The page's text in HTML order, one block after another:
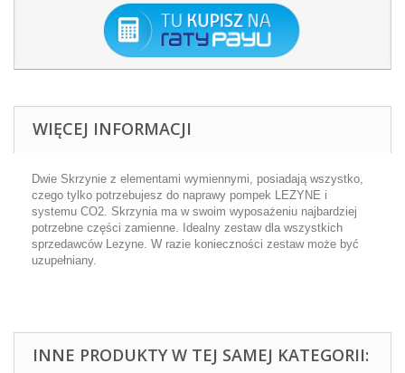
WIĘCEJ INFORMACJI
Dwie Skrzynie z elementami wymiennymi, posiadają wszystko,
czego tylko potrzebujesz do naprawy pompek LEZYNE i
systemu CO2. Skrzynia ma w swoim wyposażeniu najbardziej
potrzebne części zamienne. Idealny zestaw dla wszystkich
sprzedawców Lezyne. W razie konieczności zestaw może być
uzupełniany.
INNE PRODUKTY W TEJ SAMEJ KATEGORII: